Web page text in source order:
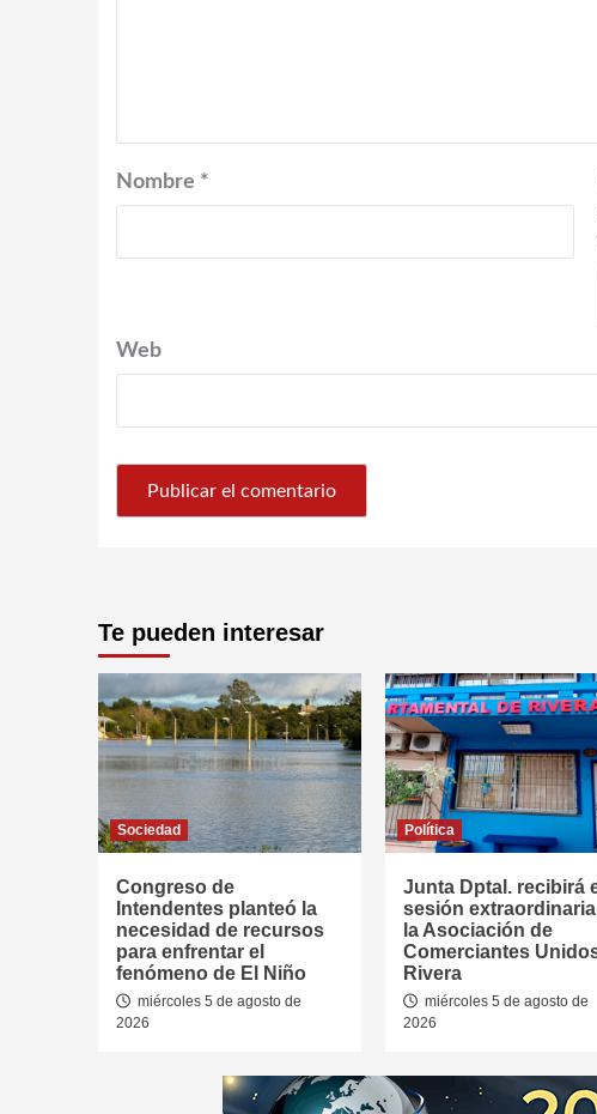
Nombre *
Web
Te pueden interesar
Sociedad
Congreso de
Intendentes planteó la
necesidad de recursos
para enfrentar el
fenómeno de El Niño
miércoles 5 de agosto de
2026
Política
Junta Dptal. recibirá
sesión
la Asociación de
Comerciantes
Rivera
miércoles 5 de agosto de
2026